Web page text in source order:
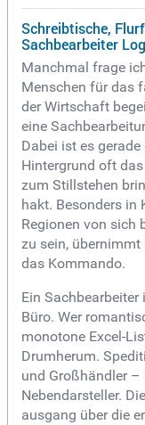
Schreibtische,
Sachbearbeiter
Manchmal frage
Menschen für das
der Wirtschaft
eine
Dabei ist es
Hintergrund oft
zum Stillstehen
hakt. Besonders in
Regionen von sich
zu sein,
das Kommando.
Ein
Büro. Wer
monotone Excel-
Drumherum.
und Großhändler
Nebendarsteller.
ausgang über die